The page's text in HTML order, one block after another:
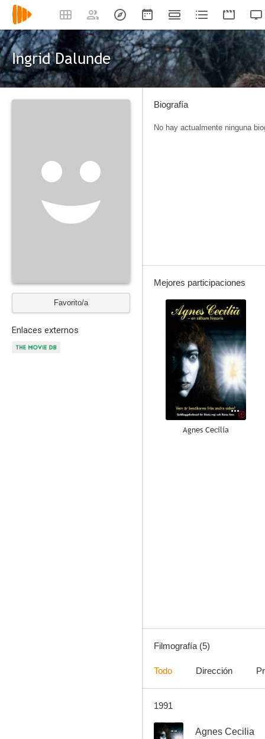
Ingrid Dalunde
Favorito/a
Enlaces externos
Biografía
No hay actualmente ninguna
Mejores participaciones
--
Agnes Cecilia
Filmografía (5)
Todo Dirección
1991
-- Agnes Cecilia